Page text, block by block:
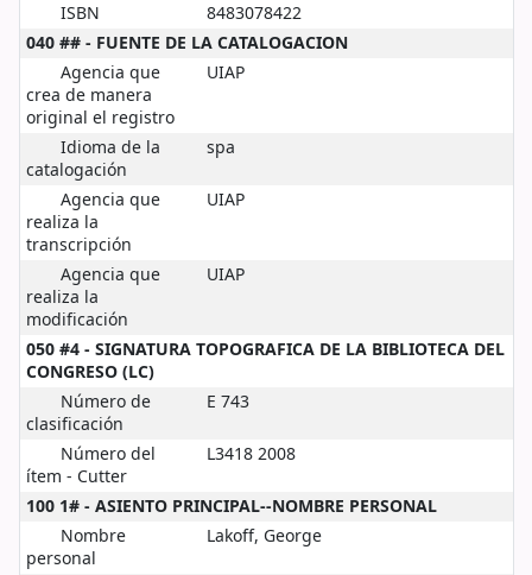
ISBN
8483078422
040 ## - FUENTE DE LA CATALOGACION
Agencia que
crea de manera
original el registro
UIAP
Idioma de la
catalogación
spa
Agencia que
realiza la
transcripción
UIAP
Agencia que
realiza la
modificación
UIAP
050 #4 - SIGNATURA TOPOGRAFICA DE LA BIBLIOTECA DEL
CONGRESO (LC)
Número de
clasificación
E 743
Número del
ítem - Cutter
L3418 2008
100 1# - ASIENTO PRINCIPAL--NOMBRE PERSONAL
Nombre
personal
Lakoff, George